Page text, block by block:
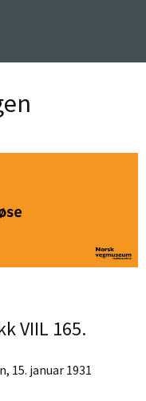
VIIL 165.
15. januar 1931